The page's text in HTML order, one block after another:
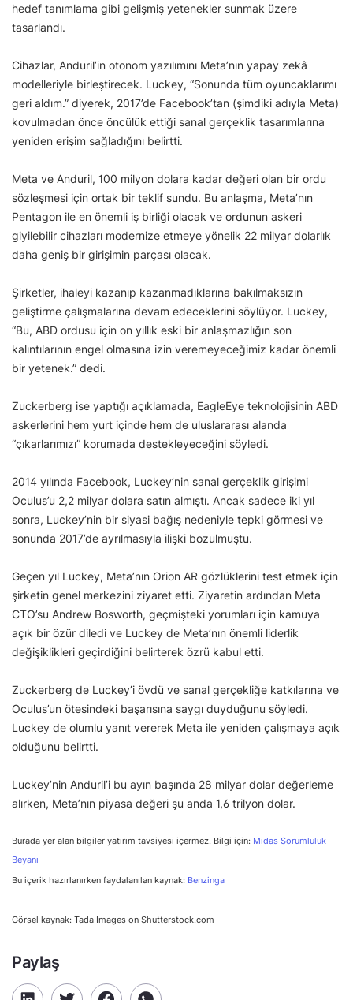
hedef tanımlama gibi gelişmiş yetenekler sunmak üzere
tasarlandı.
Cihazlar, Anduril’in otonom yazılımını Meta’nın yapay zekâ
modelleriyle birleştirecek. Luckey, “Sonunda tüm oyuncaklarımı
geri aldım.” diyerek, 2017’de Facebook’tan (şimdiki adıyla Meta)
kovulmadan önce öncülük ettiği sanal gerçeklik tasarımlarına
yeniden erişim sağladığını belirtti.
Meta ve Anduril, 100 milyon dolara kadar değeri olan bir ordu
sözleşmesi için ortak bir teklif sundu. Bu anlaşma, Meta’nın
Pentagon ile en önemli iş birliği olacak ve ordunun askeri
giyilebilir cihazları modernize etmeye yönelik 22 milyar dolarlık
daha geniş bir girişimin parçası olacak.
Şirketler, ihaleyi kazanıp kazanmadıklarına bakılmaksızın
geliştirme çalışmalarına devam edeceklerini söylüyor. Luckey,
“Bu, ABD ordusu için on yıllık eski bir anlaşmazlığın son
kalıntılarının engel olmasına izin veremeyeceğimiz kadar önemli
bir yetenek.” dedi.
Zuckerberg ise yaptığı açıklamada, EagleEye teknolojisinin ABD
askerlerini hem yurt içinde hem de uluslararası alanda
“çıkarlarımızı” korumada destekleyeceğini söyledi.
2014 yılında Facebook, Luckey’nin sanal gerçeklik girişimi
Oculus’u 2,2 milyar dolara satın almıştı. Ancak sadece iki yıl
sonra, Luckey’nin bir siyasi bağış nedeniyle tepki görmesi ve
sonunda 2017’de ayrılmasıyla ilişki bozulmuştu.
Geçen yıl Luckey, Meta’nın Orion AR gözlüklerini test etmek için
şirketin genel merkezini ziyaret etti. Ziyaretin ardından Meta
CTO’su Andrew Bosworth, geçmişteki yorumları için kamuya
açık bir özür diledi ve Luckey de Meta’nın önemli liderlik
değişiklikleri geçirdiğini belirterek özrü kabul etti.
Zuckerberg de Luckey’i övdü ve sanal gerçekliğe katkılarına ve
Oculus’un ötesindeki başarısına saygı duyduğunu söyledi.
Luckey de olumlu yanıt vererek Meta ile yeniden çalışmaya açık
olduğunu belirtti.
Luckey’nin Anduril’i bu ayın başında 28 milyar dolar değerleme
alırken, Meta’nın piyasa değeri şu anda 1,6 trilyon dolar.
Burada yer alan bilgiler yatırım tavsiyesi içermez. Bilgi için: Midas Sorumluluk
Beyanı
Bu içerik hazırlanırken faydalanılan kaynak: Benzinga
Görsel kaynak: Tada Images on Shutterstock.com
Paylaş